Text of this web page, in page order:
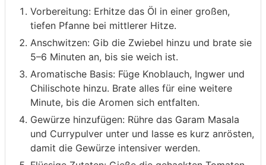
Vorbereitung: Erhitze das Öl in einer großen,
tiefen Pfanne bei mittlerer Hitze.
Anschwitzen: Gib die Zwiebel hinzu und brate sie
5–6 Minuten an, bis sie weich ist.
Aromatische Basis: Füge Knoblauch, Ingwer und
Chilischote hinzu. Brate alles für eine weitere
Minute, bis die Aromen sich entfalten.
Gewürze hinzufügen: Rühre das Garam Masala
und Currypulver unter und lasse es kurz anrösten,
damit die Gewürze intensiver werden.